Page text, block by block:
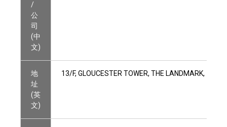
/
公
司
(中
文)
地
址
(英
文)
13/F, GLOUCESTER TOWER, THE LANDMARK, 15